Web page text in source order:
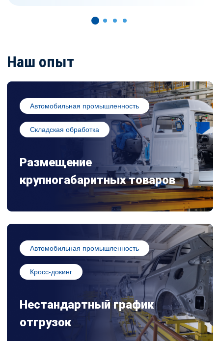
Наш опыт
Автомобильная промышленность
Складская обработка
Размещение
крупногабаритных товаров
Автомобильная промышленность
Кросс-докинг
Нестандартный график
отгрузок